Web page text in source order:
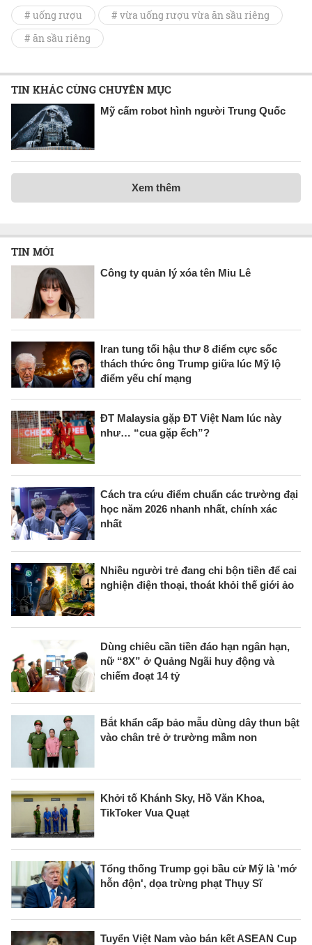
# uống rượu
# vừa uống rượu vừa ăn sầu riêng
# ăn sầu riêng
TIN KHÁC CÙNG CHUYÊN MỤC
Mỹ cấm robot hình người Trung Quốc
Xem thêm
TIN MỚI
Công ty quản lý xóa tên Miu Lê
Iran tung tối hậu thư 8 điểm cực sốc
thách thức ông Trump giữa lúc Mỹ lộ
điểm yếu chí mạng
ĐT Malaysia gặp ĐT Việt Nam lúc này
như… “cua gặp ếch”?
Cách tra cứu điểm chuẩn các trường đại
học năm 2026 nhanh nhất, chính xác
nhất
Nhiều người trẻ đang chi bộn tiền để cai
nghiện điện thoại, thoát khỏi thế giới ảo
Dùng chiêu cần tiền đáo hạn ngân hạn,
nữ “8X” ở Quảng Ngãi huy động và
chiếm đoạt 14 tỷ
Bắt khẩn cấp bảo mẫu dùng dây thun bật
vào chân trẻ ở trường mầm non
Khởi tố Khánh Sky, Hồ Văn Khoa,
TikToker Vua Quạt
Tổng thống Trump gọi bầu cử Mỹ là 'mớ
hỗn độn', dọa trừng phạt Thụy Sĩ
Tuyển Việt Nam vào bán kết ASEAN Cup